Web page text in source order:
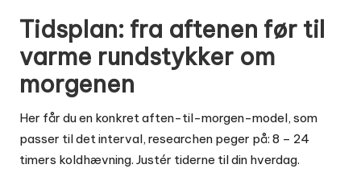
Tidsplan: fra aftenen før til
varme rundstykker om
morgenen
Her får du en konkret aften-til-morgen-model, som
passer til det interval, researchen peger på: 8 – 24
timers koldhævning. Justér tiderne til din hverdag.